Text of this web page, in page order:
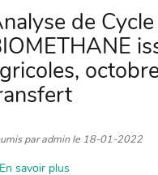
lieux
de
l'analyse
controverses
-
Environnement,
de
paradminle 18-01-2022
En savoir plus